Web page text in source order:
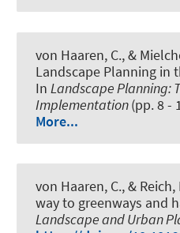
von Haaren, C., &
Landscape Planning in
In Landscape Planning:
Implementation(pp. 8 -
More...
von Haaren, C., & Reich,
way to greenways and
Landscape and Urban